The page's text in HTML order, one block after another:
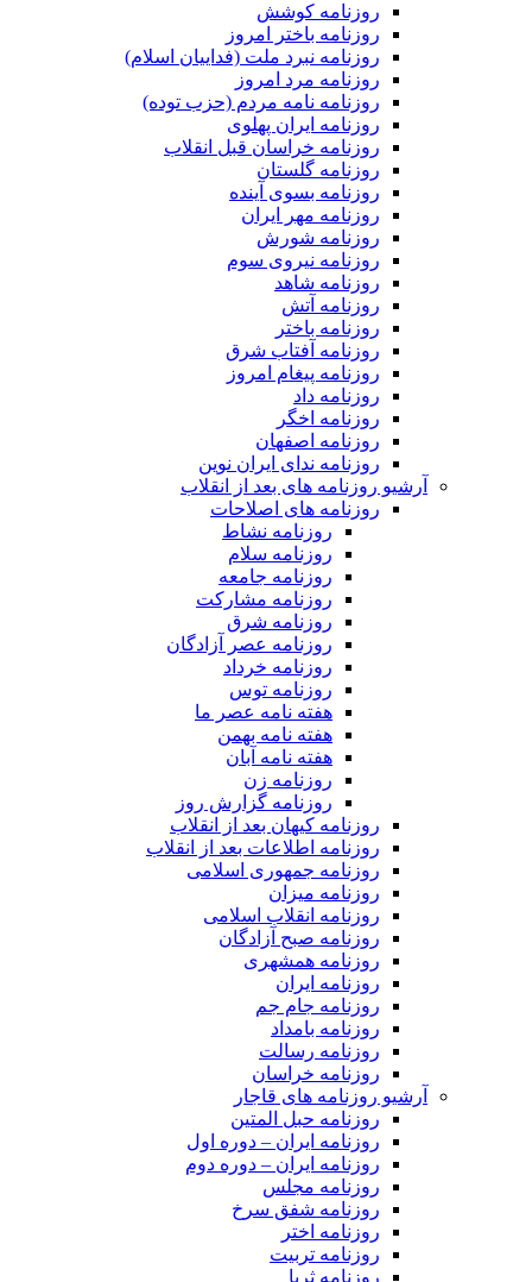
روزنامه کوشش
روزنامه باختر امروز
روزنامه نبرد ملت (فداییان اسلام)
روزنامه مرد امروز
روزنامه نامه مردم (حزب توده)
روزنامه ایران پهلوی
روزنامه خراسان قبل انقلاب
روزنامه گلستان
روزنامه بسوی آینده
روزنامه مهر ایران
روزنامه شورش
روزنامه نیروی سوم
روزنامه شاهد
روزنامه آتش
روزنامه باختر
روزنامه آفتاب شرق
روزنامه پیغام امروز
روزنامه داد
روزنامه اخگر
روزنامه اصفهان
روزنامه ندای ایران نوین
آرشیو روزنامه های بعد از انقلاب
روزنامه های اصلاحات
روزنامه نشاط
روزنامه سلام
روزنامه جامعه
روزنامه مشارکت
روزنامه شرق
روزنامه عصر آزادگان
روزنامه خرداد
روزنامه توس
هفته نامه عصر ما
هفته نامه بهمن
هفته نامه آبان
روزنامه زن
روزنامه گزارش روز
روزنامه کیهان بعد از انقلاب
روزنامه اطلاعات بعد از انقلاب
روزنامه جمهوری اسلامی
روزنامه میزان
روزنامه انقلاب اسلامی
روزنامه صبح آزادگان
روزنامه همشهری
روزنامه ایران
روزنامه جام جم
روزنامه بامداد
روزنامه رسالت
روزنامه خراسان
آرشیو روزنامه های قاجار
روزنامه حبل المتین
روزنامه ایران – دوره اول
روزنامه ایران – دوره دوم
روزنامه مجلس
روزنامه شفق سرخ
روزنامه اختر
روزنامه تربیت
روزنامه ثریا